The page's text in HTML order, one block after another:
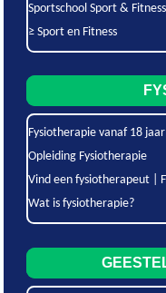
Sportschool Sport &
≥ Sport en Fitness
Fysiotherapie vanaf 18 jaar
Opleiding Fysiotherapie
Vind een fysiotherapeut |
Wat is fysiotherapie?